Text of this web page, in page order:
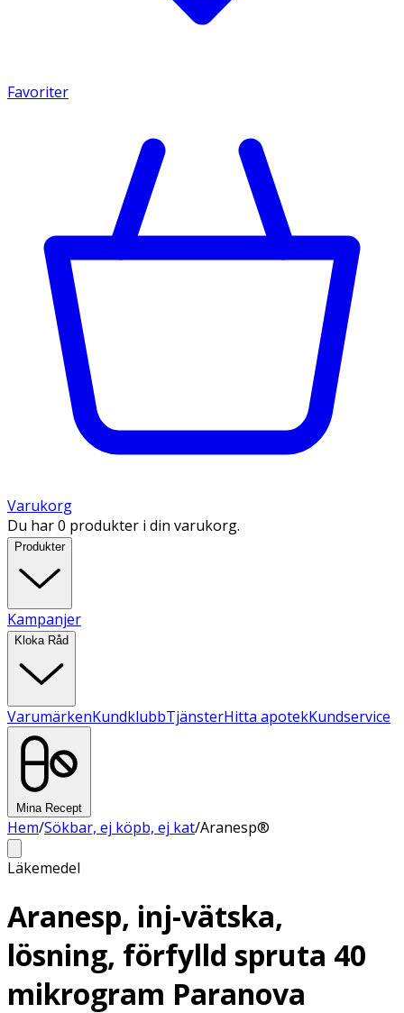
Favoriter
Varukorg
Du har 0 produkter i din varukorg.
Produkter
Kampanjer
Kloka Råd
VarumärkenKundklubbTjänsterHitta apotekKundservice
Mina Recept
Hem/Sökbar, ej köpb, ej kat/Aranesp®
Läkemedel
Aranesp, inj-vätska,
lösning, förfylld spruta 40
mikrogram Paranova